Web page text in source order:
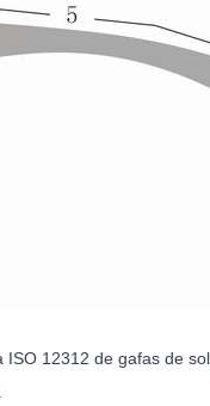
12312 de gafas de